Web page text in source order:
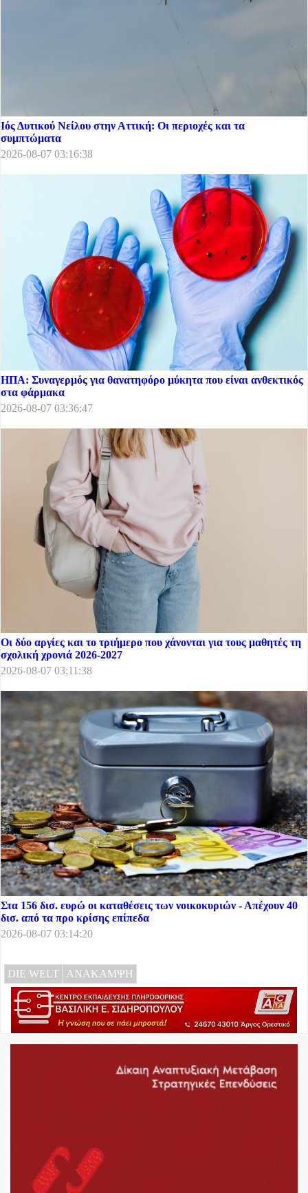
Ιός Δυτικού Νείλου στην Αττική: Οι περιοχές και τα
συμπτώματα
2026-08-07 03:16:38
ΗΠΑ: Συναγερμός για θανατηφόρο μύκητα που είναι ανθεκτικός
στα φάρμακα
2026-08-07 03:36:47
Οι δύο αργίες και το τριήμερο που χάνονται για τους μαθητές τη
σχολική χρονιά 2026-2027
2026-08-07 03:11:38
Στα 156 δισ. ευρώ οι καταθέσεις των νοικοκυριών - Απέχουν 40
δισ. από τα προ κρίσης επίπεδα
2026-08-07 03:14:20
DIE WELT ΑΝΑΚΑΜΨΗ